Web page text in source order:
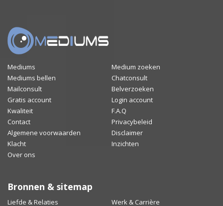
Mediums
Medium zoeken
Mediums bellen
Chatconsult
Mailconsult
Belverzoeken
Gratis account
Login account
Kwaliteit
F.A.Q
Contact
Privacybeleid
Algemene voorwaarden
Disclaimer
Klacht
Inzichten
Over ons
Bronnen & sitemap
Liefde & Relaties Werk & Carrière